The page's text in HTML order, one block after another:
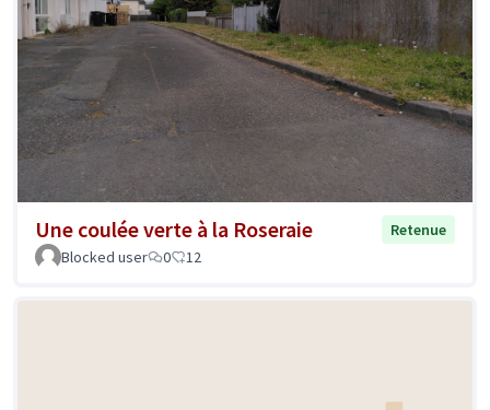
Une coulée verte à la Roseraie
Retenue
Blocked user
0 12